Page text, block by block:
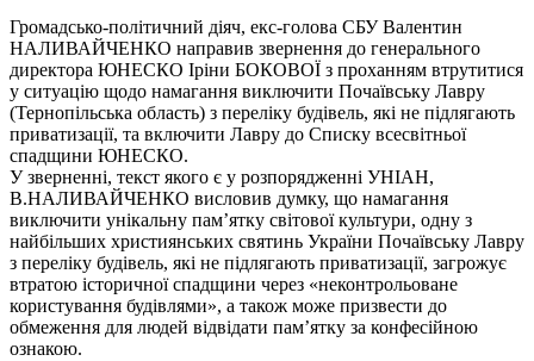
Громадсько-політичний діяч, екс-голова СБУ Валентин
НАЛИВАЙЧЕНКО направив звернення до генерального
директора ЮНЕСКО Іріни БОКОВОЇ з проханням втрутитися
у ситуацію щодо намагання виключити Почаївську Лавру
(Тернопільська область) з переліку будівель, які не підлягають
приватизації, та включити Лавру до Списку всесвітньої
спадщини ЮНЕСКО.
У зверненні, текст якого є у розпорядженні УНІАН,
В.НАЛИВАЙЧЕНКО висловив думку, що намагання
виключити унікальну пам’ятку світової культури, одну з
найбільших християнських святинь України Почаївську Лавру
з переліку будівель, які не підлягають приватизації, загрожує
втратою історичної спадщини через «неконтрольоване
користування будівлями», а також може призвести до
обмеження для людей відвідати пам’ятку за конфесійною
ознакою.